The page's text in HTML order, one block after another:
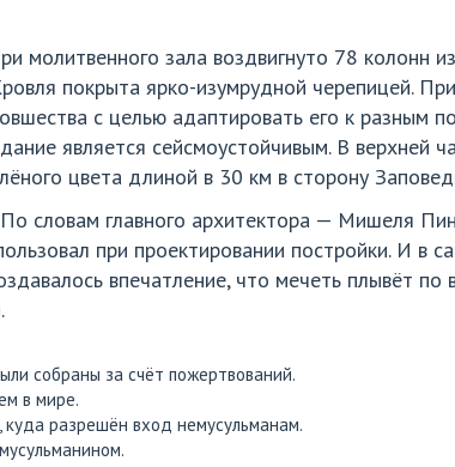
молитвенного зала воздвигнуто 78 колонн
покрыта ярко-изумрудной черепицей.
с целью адаптировать его к разным
является сейсмоустойчивым. В верхней
цвета длиной в 30 км в сторону
словам главного архитектора — Мишеля
при проектировании постройки. И в
впечатление, что мечеть плывёт по
собраны за счёт пожертвований.
в мире.
разрешён вход немусульманам.